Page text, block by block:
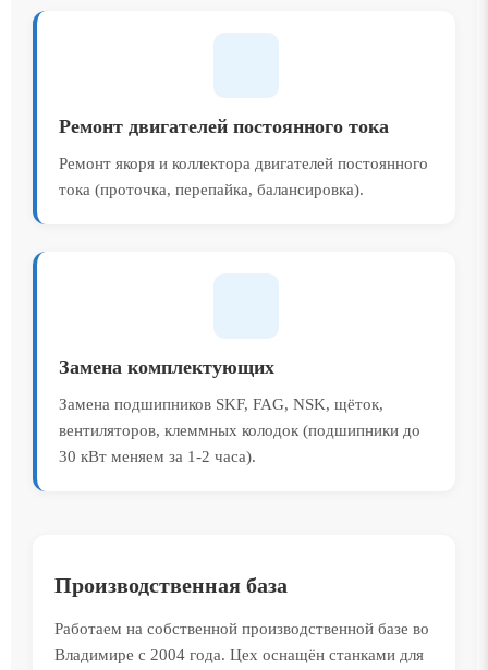
Ремонт двигателей постоянного тока
Ремонт якоря и коллектора двигателей постоянного
тока (проточка, перепайка, балансировка).
Замена комплектующих
Замена подшипников SKF, FAG, NSK, щёток,
вентиляторов, клеммных колодок (подшипники до
30 кВт меняем за 1-2 часа).
Производственная база
Работаем на собственной производственной базе во
Владимире с 2004 года. Цех оснащён станками для